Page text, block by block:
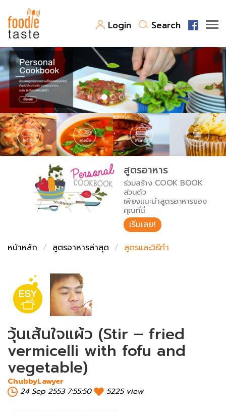
Login Search
สูตรอาหาร
สูตรอาหารล่าสุด
Top Foodie
พาไปชิม
สารพันก้นครัว
เคล็ดลับน่ารู้
เปรียบเทียบหน่วยการตวง
เปรียบเทียบอุณหภูมิ
เปรียบเทียบน้ำหนักวัตถุดิบ
FoodPedia
สร้าง Cookbook
สูตรอาหาร
ร่วมสร้าง COOK BOOK
ส่วนตัว
เพียงแนะนำสูตรอาหารของ
คุณที่นี่
เริ่มเลย!
หน้าหลัก
สูตรอาหารล่าสุด สูตรและวิธีทำ
วุ้นเส้นใจแผ้ว (Stir – fried
vermicelli with fofu and
vegetable)
ChubbyLawyer
24 Sep 2553 7:55:50
5225 view